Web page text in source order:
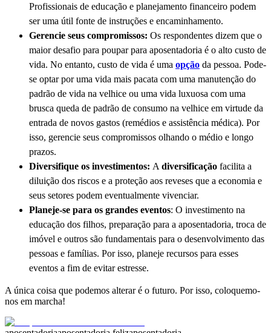
Profissionais de educação e planejamento financeiro podem
ser uma útil fonte de instruções e encaminhamento.
Gerencie seus compromissos: Os respondentes dizem que o
maior desafio para poupar para aposentadoria é o alto custo de
vida. No entanto, custo de vida é uma opção da pessoa. Pode-
se optar por uma vida mais pacata com uma manutenção do
padrão de vida na velhice ou uma vida luxuosa com uma
brusca queda de padrão de consumo na velhice em virtude da
entrada de novos gastos (remédios e assistência médica). Por
isso, gerencie seus compromissos olhando o médio e longo
prazos.
Diversifique os investimentos: A diversificação facilita a
diluição dos riscos e a proteção aos reveses que a economia e
seus setores podem eventualmente vivenciar.
Planeje-se para os grandes eventos: O investimento na
educação dos filhos, preparação para a aposentadoria, troca de
imóvel e outros são fundamentais para o desenvolvimento das
pessoas e famílias. Por isso, planeje recursos para esses
eventos a fim de evitar estresse.
A única coisa que podemos alterar é o futuro. Por isso, coloquemo-
nos em marcha!